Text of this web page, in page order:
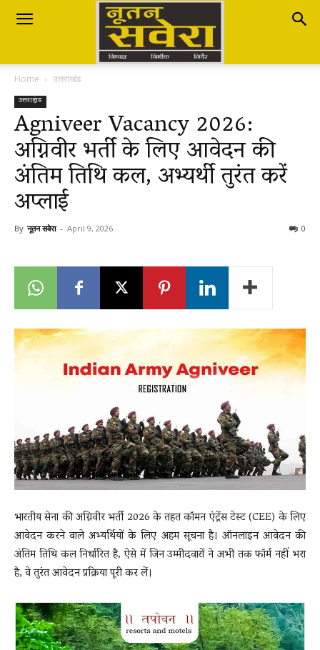
Nutan
Savera
नूतन
सवेरा
Breaking
Home उत्तराखंड
उत्तराखंड
Agniveer Vacancy 2026:
अग्निवीर भर्ती के लिए आवेदन की
अंतिम तिथि कल, अभ्यर्थी तुरंत करें
अप्लाई
By नूतन सवेरा - April 9, 2026 0
भारतीय सेनाकी अग्निवीर भर्ती 2026 के तहत कॉमन एंट्रेंस टेस्ट (CEE) के लिए
आवेदन करने वाले अभ्यर्थियों के लिए अहम सूचना है। ऑनलाइन आवेदन की
अंतिम तिथि कल निर्धारित है, ऐसे में जिन उम्मीदवारों ने अभी तक फॉर्म नहीं भरा
है, वे तुरंत आवेदन प्रक्रिया पूरी कर लें।